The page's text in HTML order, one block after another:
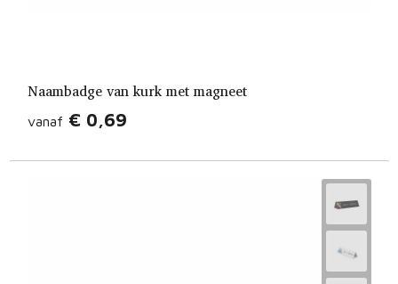
Naambadge van kurk met magneet
vanaf € 0,69